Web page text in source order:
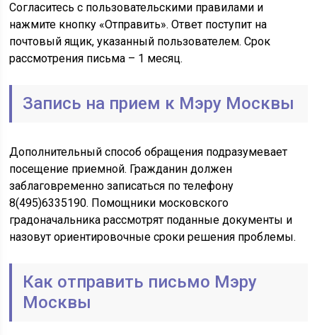
Согласитесь с пользовательскими правилами и
нажмите кнопку «Отправить». Ответ поступит на
почтовый ящик, указанный пользователем. Срок
рассмотрения письма – 1 месяц.
Запись на прием к Мэру Москвы
Дополнительный способ обращения подразумевает
посещение приемной. Гражданин должен
заблаговременно записаться по телефону
8(495)6335190. Помощники московского
градоначальника рассмотрят поданные документы и
назовут ориентировочные сроки решения проблемы.
Как отправить письмо Мэру
Москвы